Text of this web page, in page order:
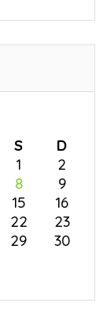
S
D
1
2
8
9
15
16
22
23
29
30